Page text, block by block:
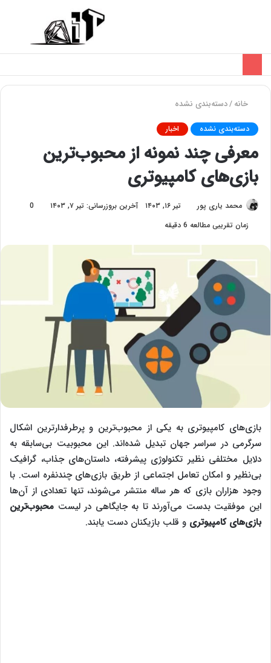
خانه/دسته‌بندی نشده
دسته‌بندی نشده اخبار
معرفی چند نمونه از محبوب‌ترین
بازی‌های کامپیوتری
محمد یاری پور تیر ۱۶, ۱۴۰۳ آخرین بروزرسانی: تیر ۷, ۱۴۰۳
0
زمان تقریبی مطالعه 6 دقیقه
بازی‌های کامپیوتری به یکی از محبوب‌ترین و پرطرفدارترین اشکال
سرگرمی در سراسر جهان تبدیل شده‌اند. این محبوبیت بی‌سابقه به
دلایل مختلفی نظیر تکنولوژی پیشرفته، داستان‌های جذاب، گرافیک
بی‌نظیر و امکان تعامل اجتماعی از طریق بازی‌های چندنفره است. با
وجود هزاران بازی که هر ساله منتشر می‌شوند، تنها تعدادی از آن‌ها
این موفقیت بدست می‌آورند تا به جایگاهی در لیست محبوب‌‌‌ترین
بازی‌های کامپیوتری و قلب بازیکنان دست یابند.